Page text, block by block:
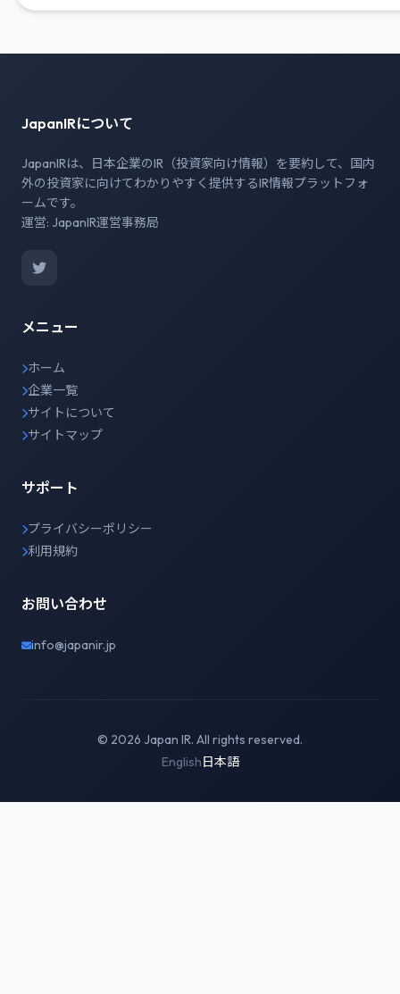
JapanIRについて
JapanIRは、日本企業のIR（投資家向け情報）を要約して、国内
外の投資家に向けてわかりやすく提供するIR情報プラットフォ
ームです。
運営: JapanIR運営事務局
メニュー
ホーム
企業一覧
サイトについて
サイトマップ
サポート
プライバシーポリシー
利用規約
お問い合わせ
info@japanir.jp
© 2026 Japan IR. All rights reserved.
English日本語